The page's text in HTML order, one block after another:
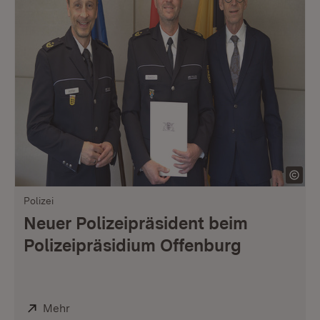
Polizei
Neuer Polizeipräsident beim
Polizeipräsidium Offenburg
Extern:
Mehr(Öffnet in neuem Fenster)